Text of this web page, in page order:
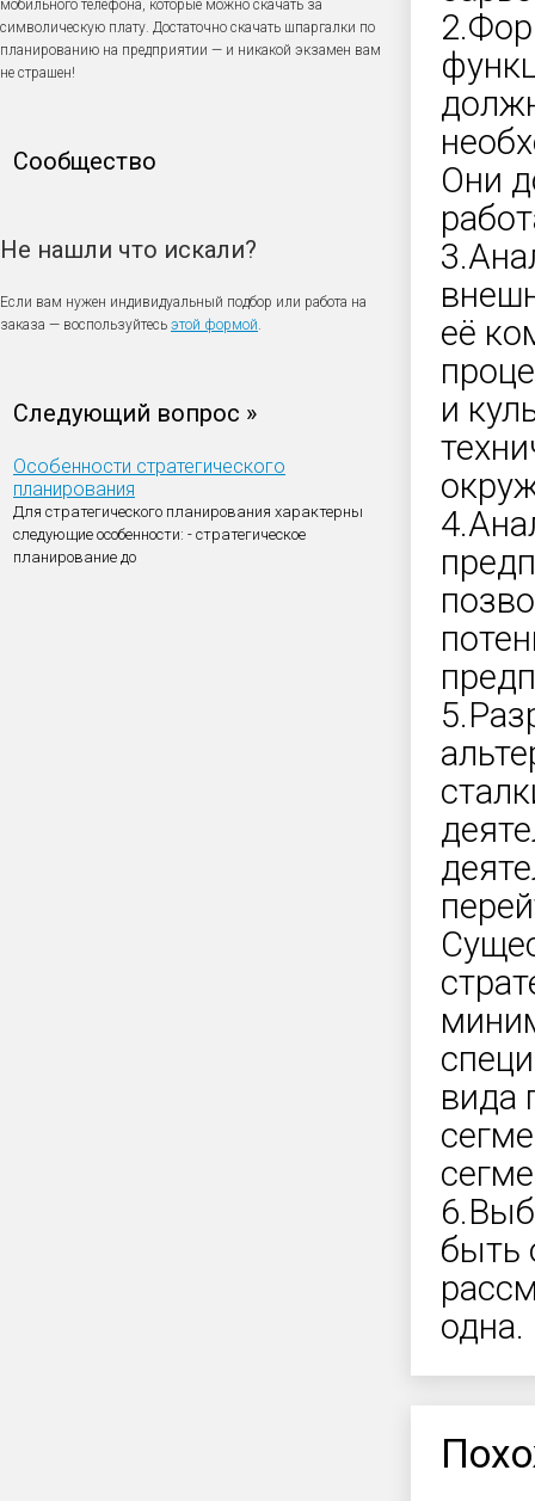
мобильного телефона, которые можно скачать за
символическую плату. Достаточно скачать шпаргалки по
планированию на предприятии — и никакой экзамен вам
не страшен!
Сообщество
Не нашли что искали?
Если вам нужен индивидуальный подбор или работа на
заказа — воспользуйтесь этой формой.
Следующий вопрос »
Особенности стратегического
планирования
Для стратегического планирования характерны
следующие особенности: - стратегическое
планирование до
Они
её
и
вида
быть
одна.